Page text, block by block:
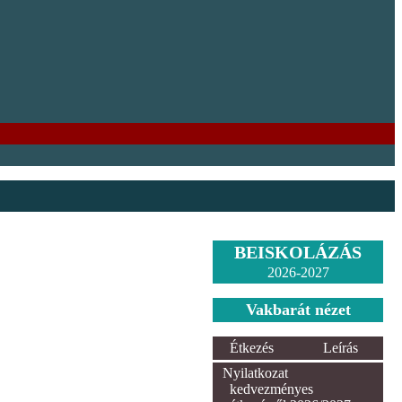
BEISKOLÁZÁS
2026-2027
Vakbarát nézet
Étkezés
Leírás
Nyilatkozat
kedvezményes